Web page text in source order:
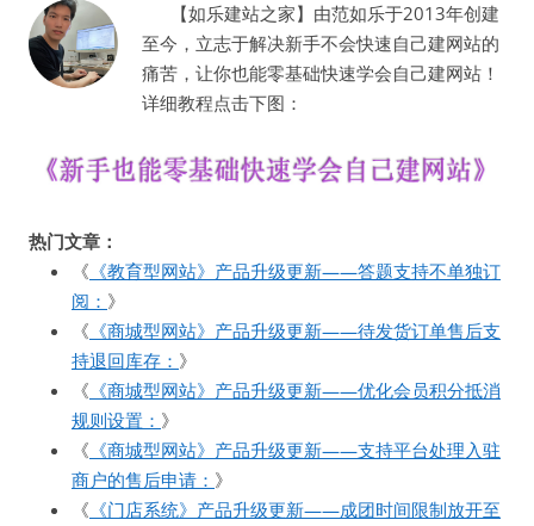
【如乐建站之家】由范如乐于2013年创建
至今，立志于解决新手不会快速自己建网站的
痛苦，让你也能零基础快速学会自己建网站！
详细教程点击下图：
热门文章：
《 《教育型网站》产品升级更新——答题支持不单独订
阅： 》
《 《商城型网站》产品升级更新——待发货订单售后支
持退回库存： 》
《 《商城型网站》产品升级更新——优化会员积分抵消
规则设置： 》
《 《商城型网站》产品升级更新——支持平台处理入驻
商户的售后申请： 》
《 《门店系统》产品升级更新——成团时间限制放开至